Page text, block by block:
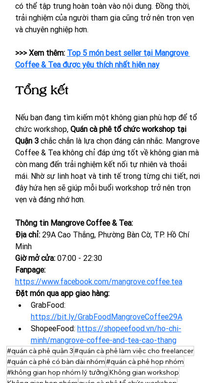
có thể tập trung hoàn toàn vào nội dung. Đồng thời,
trải nghiệm của người tham gia cũng trở nên trọn vẹn
và chuyên nghiệp hơn.
>>> Xem thêm: Top 5 món best seller tại Mangrove
Coffee & Tea được yêu thích nhất hiện nay
Tổng kết
Nếu bạn đang tìm kiếm một không gian phù hợp để tổ
chức workshop, Quán cà phê tổ chức workshop tại
Quận 3 chắc chắn là lựa chọn đáng cân nhắc. Mangrove
Coffee & Tea không chỉ đáp ứng tốt về không gian mà
còn mang đến trải nghiệm kết nối tự nhiên và thoải
mái. Nhờ sự linh hoạt và tinh tế trong từng chi tiết, nơi
đây hứa hẹn sẽ giúp mỗi buổi workshop trở nên trọn
vẹn và đáng nhớ hơn.
Thông tin Mangrove Coffee & Tea:
Địa chỉ: 29A Cao Thắng, Phường Bàn Cờ, TP. Hồ Chí
Minh
Giờ mở cửa: 07:00 - 22:30
Fanpage:
https://www.facebook.com/mangrove.coffee.tea
Đặt món qua app giao hàng:
GrabFood:
https://bit.ly/GrabFoodMangroveCoffee29A
ShopeeFood: https://shopeefood.vn/ho-chi-
minh/mangrove-coffee-and-tea-cao-thang
#quán cà phê quận 3#quán cà phê làm việc cho freelancer
#quán cà phê có bàn dài nhóm#quán cà phê họp nhóm
#không gian họp nhóm lý tưởng Không gian workshop